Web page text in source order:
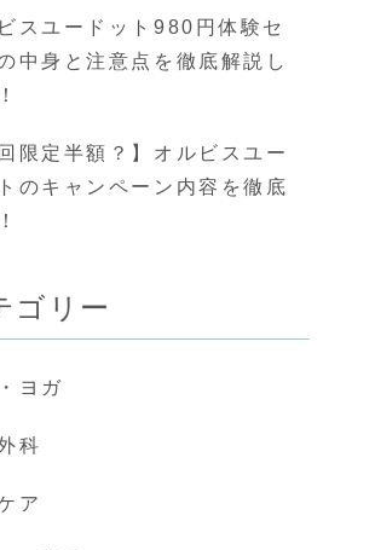
スユードット980円体験セ
中身と注意点を徹底解説し
回限定半額？】オルビスユー
のキャンペーン内容を徹底
ゴリー
ヨガ
科
ア